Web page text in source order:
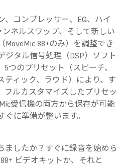
、コンプレッサー、EQ、ハイ
ネルスワップ、そして新しい
88+のみ）を調整でき
ジタル信号処理（DSP）ソフト
つのプリセット（スピーチ、
ティック、ラウド）により、す
フルカスタマイズしたプリセッ
受信機の両方から保存が可能
に準備が整います。
ましたか？すぐに録音を始めら
ビデオキットか、それと